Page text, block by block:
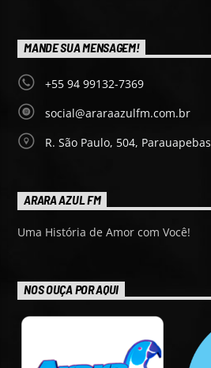
MANDE SUA MENSAGEM!
+55 94 99132-7369
social@araraazulfm.com.br
R. São Paulo, 504, Parauapebas
ARARA AZUL FM
Uma História de Amor com Você!
NOS OUÇA POR AQUI